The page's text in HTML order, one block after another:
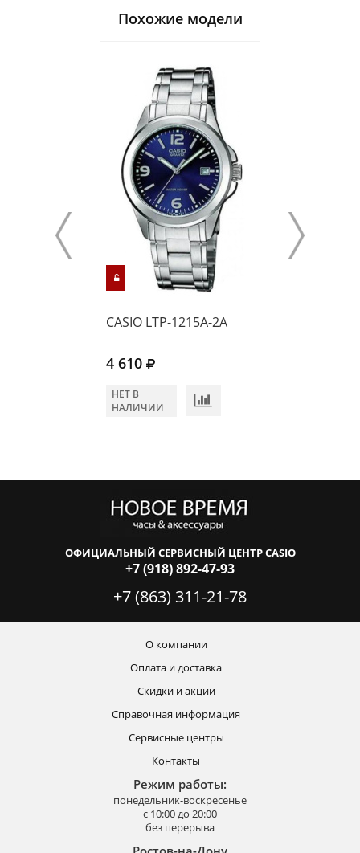
Похожие модели
CASIO LTP-1215A-2A
4 610
НЕТ В
НАЛИЧИИ
ОФИЦИАЛЬНЫЙ СЕРВИСНЫЙ ЦЕНТР CASIO
+7 (918) 892-47-93
+7 (863) 311-21-78
О компании
Оплата и доставка
Скидки и акции
Справочная информация
Сервисные центры
Контакты
Режим работы:
понедельник-воскресенье
с 10:00 до 20:00
без перерыва